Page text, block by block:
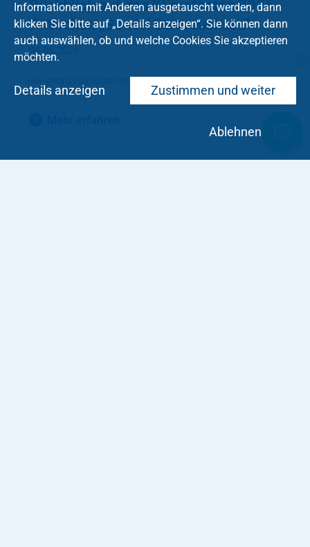
Rückblick auf das Klimafasten 2026:
7 Wochen „So viel Du brauchst…“
04.05.2026
Wie viel ist genug? Beim Klimafasten 2026 ging es
darum, sich die Zeit zu nehmen, dieser Frage …
Informationen mit Anderen ausgetauscht werden, dann
klicken Sie bitte auf „Details anzeigen“. Sie können dann
auch auswählen, ob und welche Cookies Sie akzeptieren
möchten.
Zustimmen und weiter
Details anzeigen
Ablehnen
Hier geht's zum Chat mit dem Team des Kirchenkreises